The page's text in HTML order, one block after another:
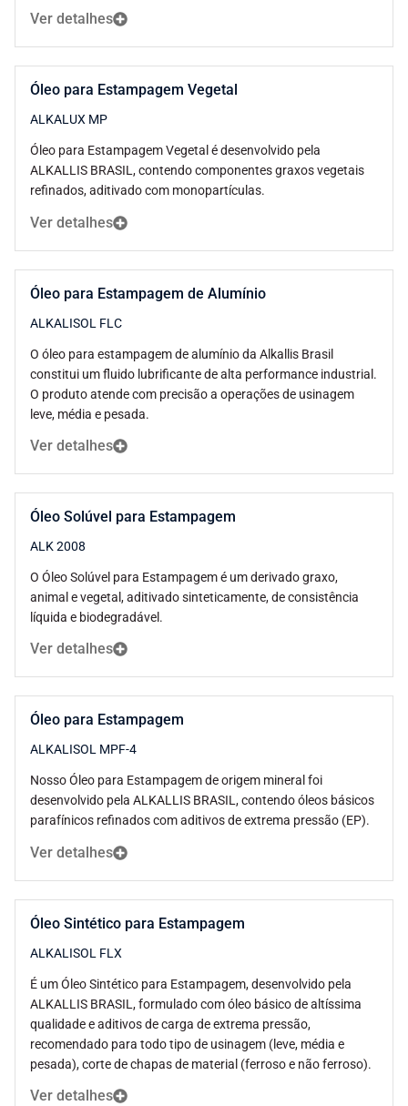
Ver detalhes
Óleo para Estampagem Vegetal
ALKALUX MP
Óleo para Estampagem Vegetal é desenvolvido pela
ALKALLIS BRASIL, contendo componentes graxos vegetais
refinados, aditivado com monopartículas.
Ver detalhes
Óleo para Estampagem de Alumínio
ALKALISOL FLC
O óleo para estampagem de alumínio da Alkallis Brasil
constitui um fluido lubrificante de alta performance industrial.
O produto atende com precisão a operações de usinagem
leve, média e pesada.
Ver detalhes
Óleo Solúvel para Estampagem
ALK 2008
O Óleo Solúvel para Estampagem é um derivado graxo,
animal e vegetal, aditivado sinteticamente, de consistência
líquida e biodegradável.
Ver detalhes
Óleo para Estampagem
ALKALISOL MPF-4
Nosso Óleo para Estampagem de origem mineral foi
desenvolvido pela ALKALLIS BRASIL, contendo óleos básicos
parafínicos refinados com aditivos de extrema pressão (EP).
Ver detalhes
Óleo Sintético para Estampagem
ALKALISOL FLX
É um Óleo Sintético para Estampagem, desenvolvido pela
ALKALLIS BRASIL, formulado com óleo básico de altíssima
qualidade e aditivos de carga de extrema pressão,
recomendado para todo tipo de usinagem (leve, média e
pesada), corte de chapas de material (ferroso e não ferroso).
Ver detalhes